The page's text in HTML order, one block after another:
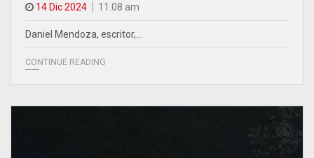
14 Dic 2024 11.08 am
Daniel Mendoza, escritor,…
CONTINUE READING